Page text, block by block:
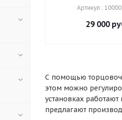
Артикул :
29 000
С помощью
этом можно
установках
предлагают